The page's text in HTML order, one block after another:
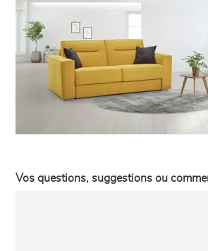
Vos questions, suggestions ou